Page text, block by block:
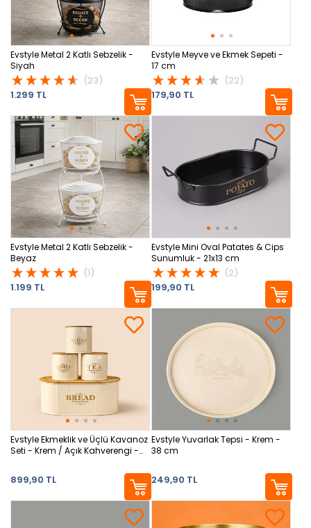
Evstyle Metal 2 Katlı Sebzelik -
Siyah
(23)
1.299 TL
Evstyle Meyve ve Ekmek Sepeti -
17 cm
(22)
179,90 TL
Evstyle Metal 2 Katlı Sebzelik -
Beyaz
(1)
1.199 TL
Evstyle Mini Oval Patates & Cips
Sunumluk - 21x13 cm
(2)
199,90 TL
Evstyle Ekmeklik ve Üçlü Kavanoz
Seti - Krem / Açık Kahverengi -
899,90 TL
Evstyle Yuvarlak Tepsi - Krem -
38 cm
249,90 TL